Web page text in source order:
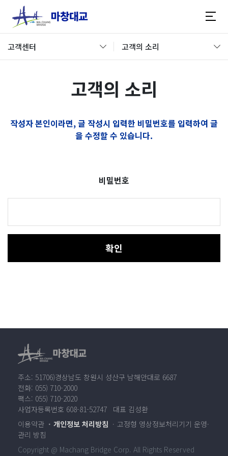
고객센터 고객의 소리
고객의 소리
작성자 본인이라면, 글 작성시 입력한 비밀번호를 입력하여 글
을 수정할 수 있습니다.
비밀번호
확인
주소: 51706)경상남도 창원시 성산구 남해안대로 6687
전화: 055) 710-2000
팩스: 055) 710-2020
사업자등록번호 608-81-52747 대표 김성환
이용약관
개인정보 처리방침
고정형 영상정보처리기기 운영·
관리 방침
Copyright @ Machang Bridge Corp. All Rights Reserved